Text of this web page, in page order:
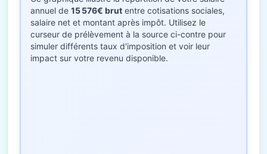
annuel de 15 576€ brut entre cotisations sociales,
salaire net et montant après impôt. Utilisez le
curseur de prélèvement à la source ci-contre pour
simuler différents taux d'imposition et voir leur
impact sur votre revenu disponible.